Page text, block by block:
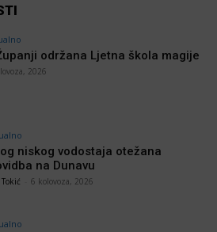
održana Ljetna škola magije
2026
niskog vodostaja otežana
na Dunavu
6 kolovoza, 2026